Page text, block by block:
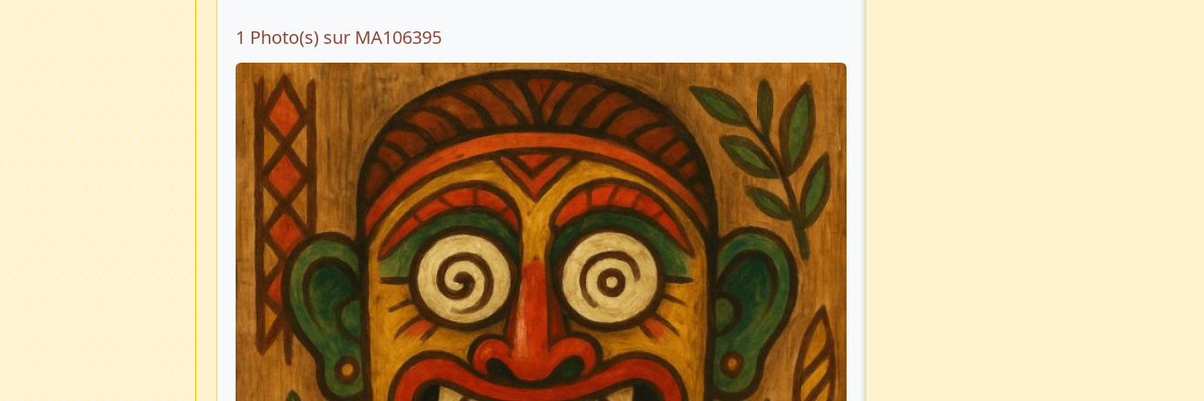
1 Photo(s) sur MA106395